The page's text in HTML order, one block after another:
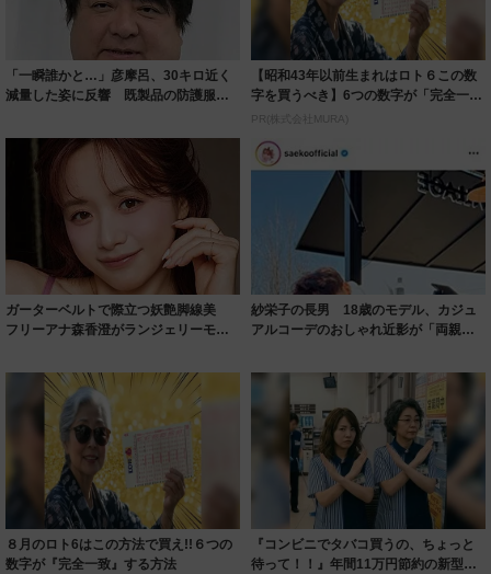
「一瞬誰かと…」彦摩呂、30キロ近く
減量した姿に反響 既製品の防護服が
【昭和43年以前生まれはロト６この数
字を買うべき】6つの数字が「完全一
致」する方...
PR(株式会社MURA)
ガーターベルトで際立つ妖艶脚線美
フリーアナ森香澄がランジェリーモデ
紗栄子の長男 18歳のモデル、カジュ
アルコーデのおしゃれ近影が「両親の
８月のロト6はこの方法で買え!!６つの
数字が『完全一致』する方法
『コンビニでタバコ買うの、ちょっと
待って！！』年間11万円節約の新型タ